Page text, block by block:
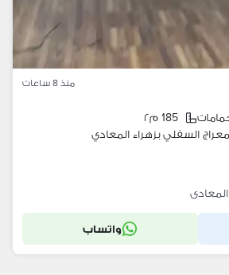
منذ 8 ساعات
185 م٢
السفلي بزهراء المعادي
المعادى
واتساب